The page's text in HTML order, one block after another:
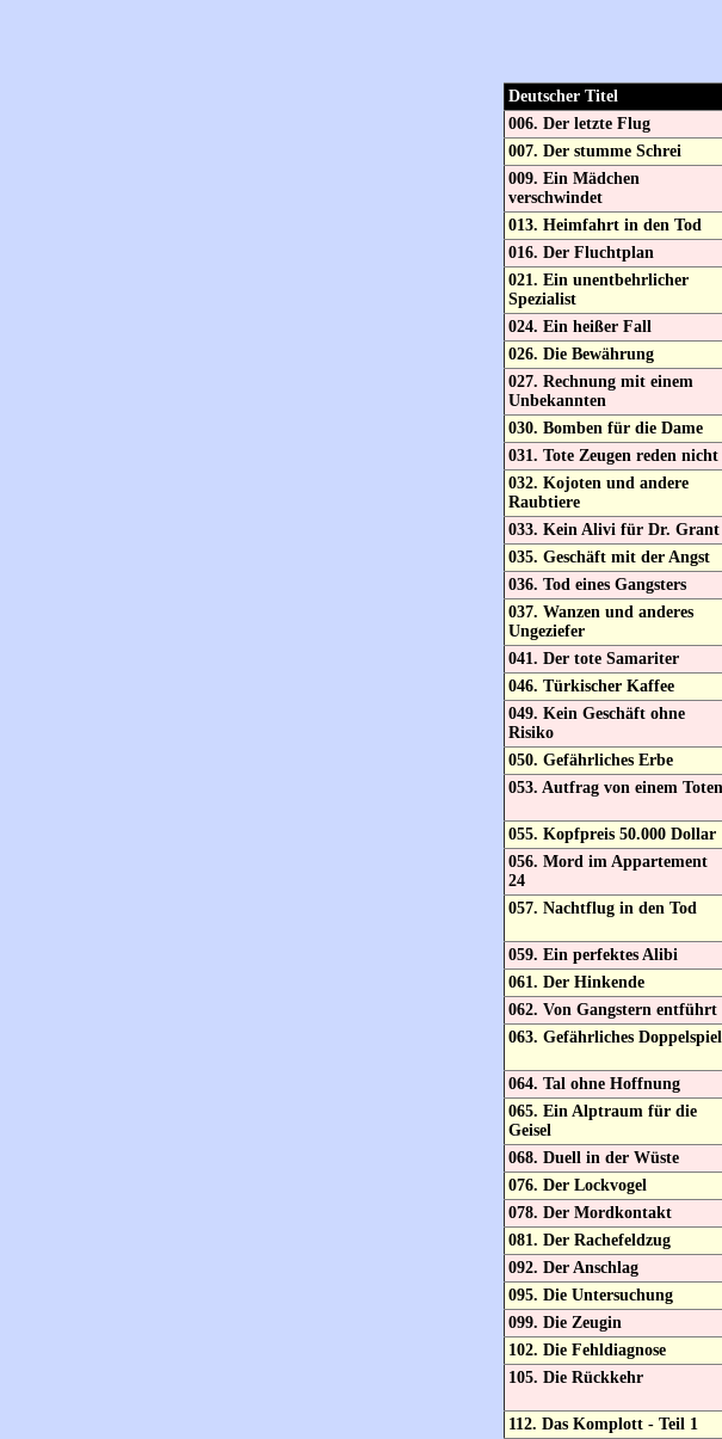
Deutscher Titel
006. Der letzte Flug
007. Der stumme Schrei
009. Ein Mädchen
verschwindet
013. Heimfahrt in den Tod
016. Der Fluchtplan
021. Ein unentbehrlicher
Spezialist
024. Ein heißer Fall
026. Die Bewährung
027. Rechnung mit einem
Unbekannten
030. Bomben für die Dame
031. Tote Zeugen reden nicht
032. Kojoten und andere
Raubtiere
033. Kein Alivi für Dr. Grant
035. Geschäft mit der Angst
036. Tod eines Gangsters
037. Wanzen und anderes
Ungeziefer
041. Der tote Samariter
046. Türkischer Kaffee
049. Kein Geschäft ohne
Risiko
050. Gefährliches Erbe
053. Autfrag von einem Toten
055. Kopfpreis 50.000 Dollar
056. Mord im Appartement
24
057. Nachtflug in den Tod
059. Ein perfektes Alibi
061. Der Hinkende
062. Von Gangstern entführt
063. Gefährliches Doppelspiel
064. Tal ohne Hoffnung
065. Ein Alptraum für die
Geisel
068. Duell in der Wüste
076. Der Lockvogel
078. Der Mordkontakt
081. Der Rachefeldzug
092. Der Anschlag
095. Die Untersuchung
099. Die Zeugin
102. Die Fehldiagnose
105. Die Rückkehr
112. Das Komplott - Teil 1